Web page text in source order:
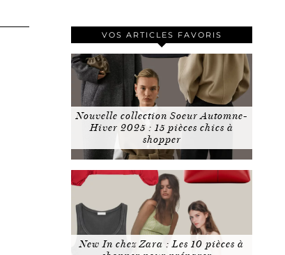
VOS ARTICLES FAVORIS
Nouvelle collection Soeur Automne-
Hiver 2025 : 15 pièces chics à
shopper
New In chez Zara : Les 10 pièces à